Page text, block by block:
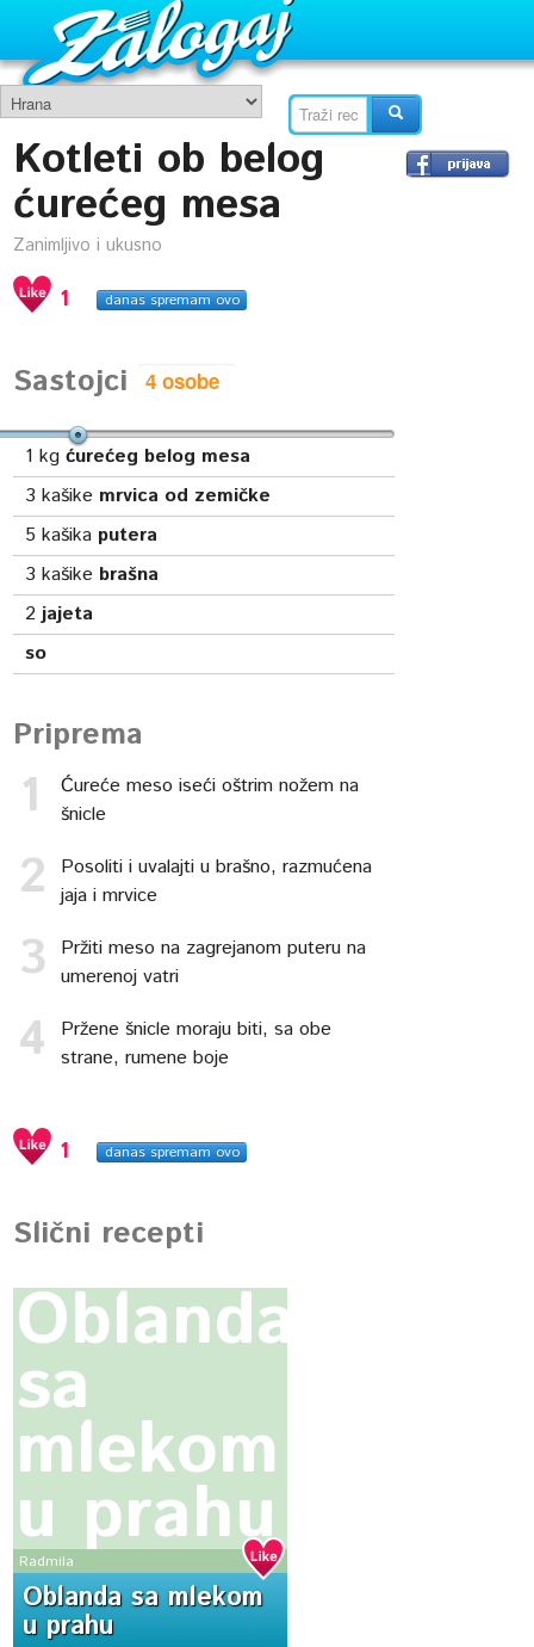
Kotleti ob belog
ćurećeg mesa
Zanimljivo i ukusno
1 danas spremam ovo
Sastojci
1 kgćurećeg belog mesa
3 kašike mrvica od zemičke
5 kašika putera
3 kašike brašna
2 jajeta
so
Priprema
Ćureće meso iseći oštrim nožem na
šnicle
Posoliti i uvalajti u brašno, razmućena
jaja i mrvice
Pržiti meso na zagrejanom puteru na
umerenoj vatri
Pržene šnicle moraju biti, sa obe
strane, rumene boje
1 danas spremam ovo
Slični recepti
Oblanda
sa
mlekom
u prahu
Radmila
Oblanda sa mlekom
u prahu